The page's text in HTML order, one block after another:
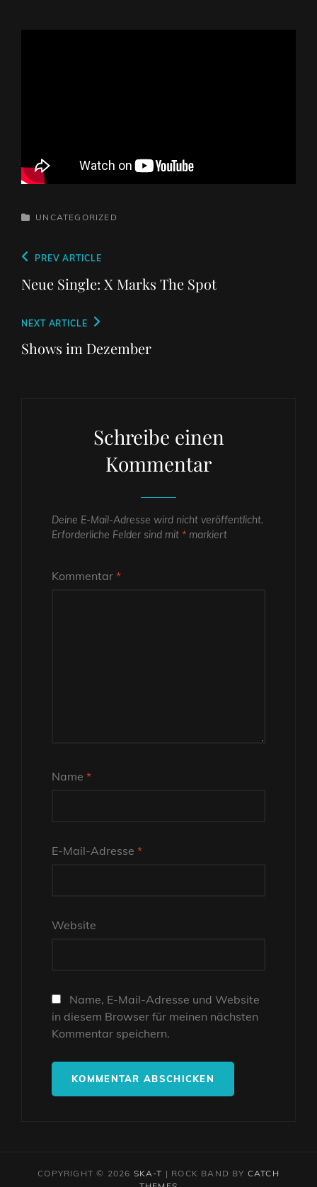
CATEGORIES
UNCATEGORIZED
Beitragsnavigation
Previous
Post
PREV ARTICLE
Neue Single: X Marks The Spot
Next
Post
NEXT ARTICLE
Shows im Dezember
Schreibe einen
Kommentar
Deine E-Mail-Adresse wird nicht veröffentlicht.
Erforderliche Felder sind mit * markiert
Kommentar *
Name *
E-Mail-Adresse *
Website
Name, E-Mail-Adresse und Website
in diesem Browser für meinen nächsten
Kommentar speichern.
COPYRIGHT © 2026 SKA-T | ROCK BAND BY CATCH